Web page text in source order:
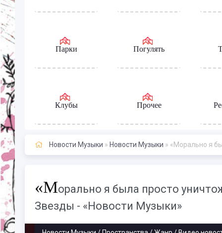
Парки Погулять
Клубы Прочее
Новости Музыки » Новости Музыки » «Морально я была
«Морально я была просто
Звезды - «Новости Музыки»